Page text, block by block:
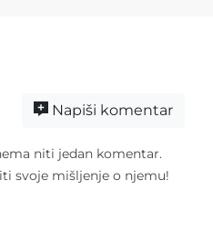
Napiši komentar
niti jedan komentar.
svoje mišljenje o njemu!